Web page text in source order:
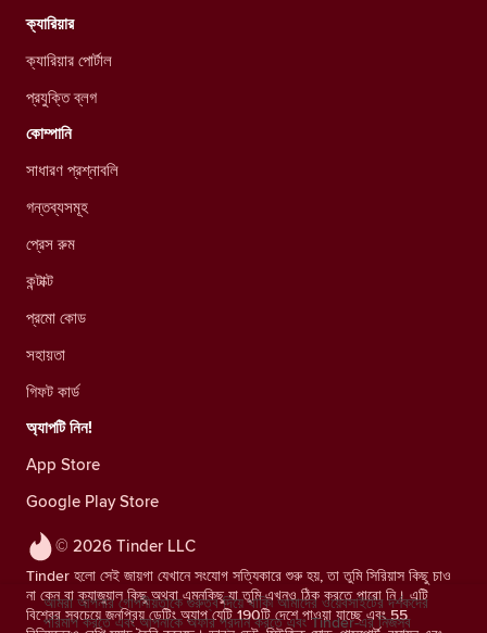
© 2026 Tinder LLC
Tinder হলো সেই জায়গা যেখানে সংযোগ সত্যিকারে শুরু হয়, তা তুমি সিরিয়াস কিছু চাও
না কেন বা ক্যাজুয়াল কিছু অথবা এমনকিছু যা তুমি এখনও ঠিক করতে পারো নি। এটি
বিশ্বের সবচেয়ে জনপ্রিয় ডেটিং অ্যাপ যেটি 190টি দেশে পাওয়া যাচ্ছে এবং 55
ক্যারিয়ার
ক্যারিয়ার পোর্টাল
প্রযুক্তি ব্লগ
কোম্পানি
সাধারণ প্রশ্নাবলি
গন্তব্যসমূহ
প্রেস রুম
কন্টাক্ট
প্রমো কোড
সহায়তা
গিফট কার্ড
অ্যাপটি নিন!
App Store
Google Play Store
আমরা আপনার গোপনীয়তাকে গুরুত্ব দিয়ে থাকি৷ আমাদের ওয়েবসাইটের দর্শকদের
পরিমাপ করতে এবং আপনাকে অফার প্রদান করতে এবং Tinder-এর নিজস্ব